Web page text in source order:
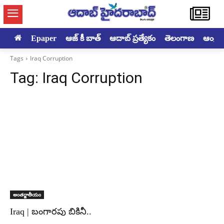
Epaper ఆజ్ కీ బాత్ ఆదాబ్ ప్రత్యేకం తెలంగాణ
Tags Iraq Corruption
Tag: Iraq Corruption
అంతర్జాతీయం
Iraq | బంగారపు బికినీ..